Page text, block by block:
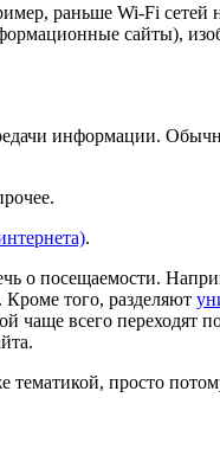
раньше Wi-Fi
сайты),
информации.
.
о посещаемости.
Кроме того, разделяют
всего переходят
тематикой, просто